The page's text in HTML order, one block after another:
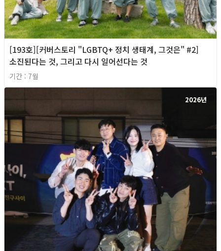
[193호][커버스토리 "LGBTQ+ 정치 생태계, 그것은" #2]
소진된다는 것, 그리고 다시 일어선다는 것
기간 : 7월
2026년